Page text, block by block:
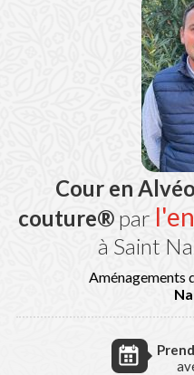
Cour en
couture®par
à Saint
Aménagements